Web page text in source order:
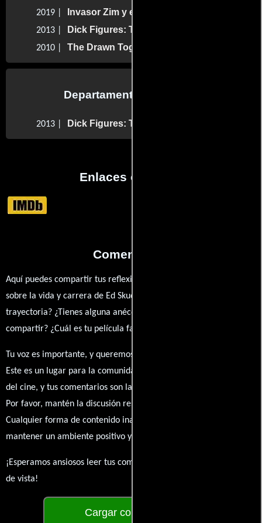
2019 | Invasor Zim y el poder del Florpus
2013 | Dick Figures: The Movie
2010 | The Drawn Together Movie: The Movie!
Departamento de musica
2013 | Dick Figures: The Movie
Enlaces externos
Comentarios
Aquí puedes compartir tus reflexiones, anécdotas y opiniones
sobre la vida y carrera de Ed Skudder. ¿Qué te ha inspirado de su
trayectoria? ¿Tienes alguna anécdota personal que desees
compartir? ¿Cuál es tu película favorita en la que ha participado?
Tu voz es importante, y queremos escuchar tus pensamientos.
Este es un lugar para la comunidad de admiradores y amantes
del cine, y tus comentarios son la esencia de esta conversación.
Por favor, mantén la discusión respetuosa y constructiva.
Cualquier forma de contenido inapropiado será eliminado para
mantener un ambiente positivo y enriquecedor para todos.
¡Esperamos ansiosos leer tus comentarios y conocer tus puntos
de vista!
Cargar comentarios